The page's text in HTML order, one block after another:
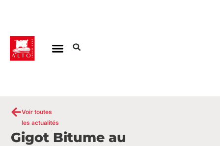
Voir toutes
les actualités
Gigot Bitume au